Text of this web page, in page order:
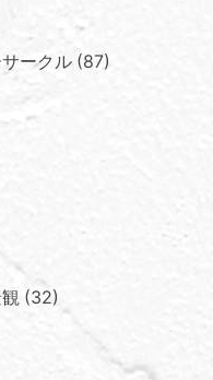
ークル 87
32